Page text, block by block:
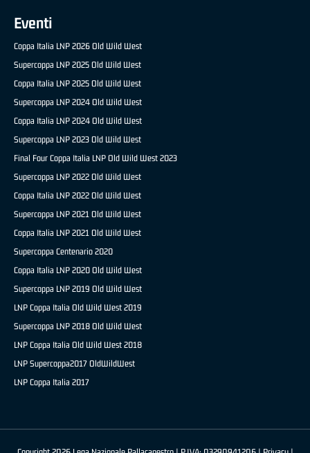
Eventi
Coppa Italia LNP 2026 Old Wild West
Supercoppa LNP 2025 Old Wild West
Coppa Italia LNP 2025 Old Wild West
Supercoppa LNP 2024 Old Wild West
Coppa Italia LNP 2024 Old Wild West
Supercoppa LNP 2023 Old Wild West
Final Four Coppa Italia LNP Old Wild West 2023
Supercoppa LNP 2022 Old Wild West
Coppa Italia LNP 2022 Old Wild West
Supercoppa LNP 2021 Old Wild West
Coppa Italia LNP 2021 Old Wild West
Supercoppa Centenario 2020
Coppa Italia LNP 2020 Old Wild West
Supercoppa LNP 2019 Old Wild West
LNP Coppa Italia Old Wild West 2019
Supercoppa LNP 2018 Old Wild West
LNP Coppa Italia Old Wild West 2018
LNP Supercoppa2017 OldWildWest
LNP Coppa Italia 2017